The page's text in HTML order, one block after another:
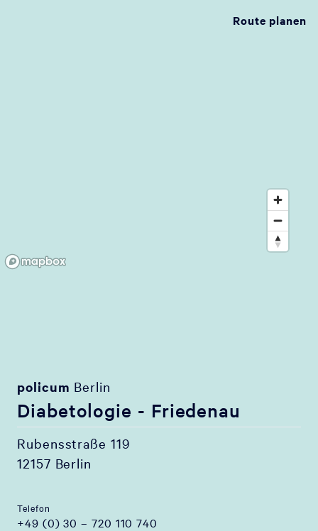
Route planen
policum Berlin
Diabetologie - Friedenau
Rubensstraße 119
12157 Berlin
Telefon
+49 (0) 30 – 720 110 740